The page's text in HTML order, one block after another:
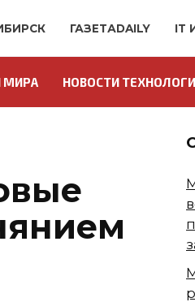
ГАЗЕТАDAILY IT
МИРА НОВОСТИ